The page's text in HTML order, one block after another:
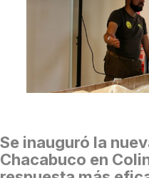
Se inauguró la
Chacabuco en